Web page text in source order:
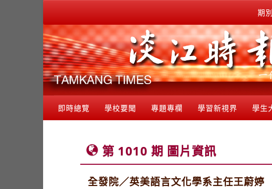
期
即時總覽 學校要聞 專題專欄 學習新視界 學生
第 1010 期 圖片資訊
全發院／英美語言文化學系主任王蔚婷